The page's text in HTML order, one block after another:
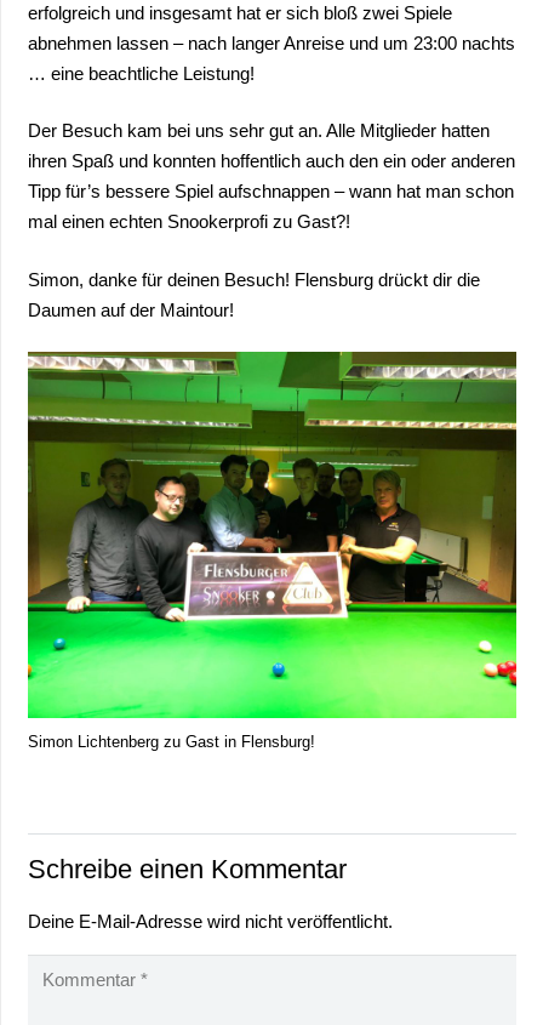
erfolgreich und insgesamt hat er sich bloß zwei Spiele
abnehmen lassen – nach langer Anreise und um 23:00 nachts
… eine beachtliche Leistung!
Der Besuch kam bei uns sehr gut an. Alle Mitglieder hatten
ihren Spaß und konnten hoffentlich auch den ein oder anderen
Tipp für’s bessere Spiel aufschnappen – wann hat man schon
mal einen echten Snookerprofi zu Gast?!
Simon, danke für deinen Besuch! Flensburg drückt dir die
Daumen auf der Maintour!
Simon Lichtenberg zu Gast in Flensburg!
Schreibe einen Kommentar
Deine E-Mail-Adresse wird nicht veröffentlicht.